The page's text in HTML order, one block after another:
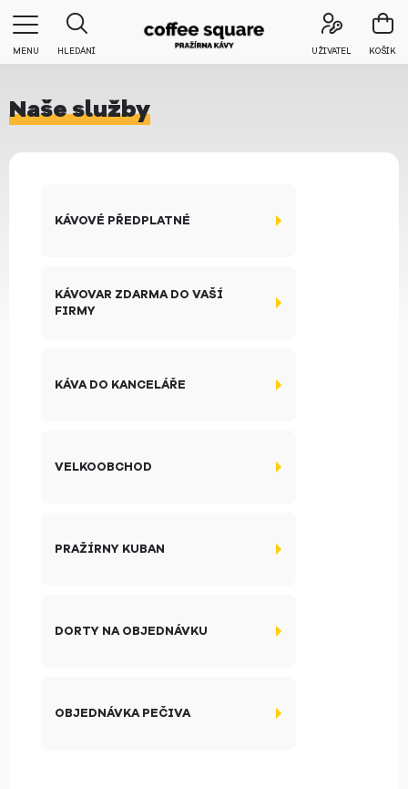
MENU HLEDÁNÍ UŽIVATEL KOŠÍK
Naše služby
KÁVOVÉ PŘEDPLATNÉ
KÁVOVAR ZDARMA DO VAŠÍ
FIRMY
KÁVA DO KANCELÁŘE
VELKOOBCHOD
PRAŽÍRNY KUBAN
DORTY NA OBJEDNÁVKU
OBJEDNÁVKA PEČIVA